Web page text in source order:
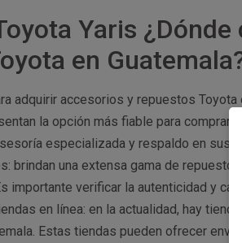
Yaris
en
adquirir accesorios y repuestos Toyota
la opción más fiable para comprar
especializada y respaldo en sus
brindan una extensa gama de
importante verificar la autenticidad y
en línea: en la actualidad, hay
Estas tiendas pueden ofrecer